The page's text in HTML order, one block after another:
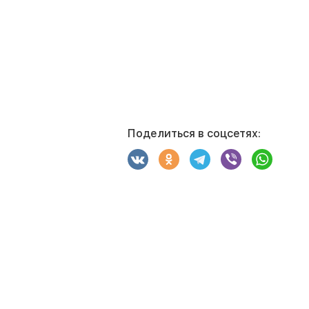
Поделиться в соцсетях: